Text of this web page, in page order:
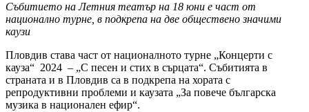
Събитието на Летния театър на 18 юни е част от
национално турне, в подкрепа на две обществено значими
каузи
Пловдив става част от националното турне „Концерти с
кауза“ 2024 – „С песен и стих в сърцата“. Събитията в
страната и в Пловдив са в подкрепа на хората с
репродуктивни проблеми и каузата „За повече българска
музика в национален ефир“.